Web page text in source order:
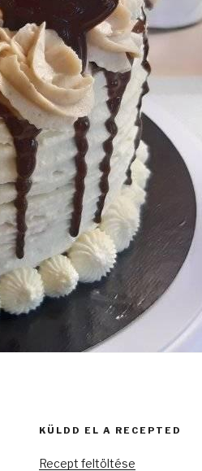
KÜLDD EL A RECEPTED
Recept feltöltése